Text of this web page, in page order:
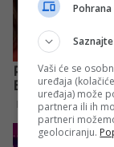
Vaši će se
uređaja
uređaja) može
partnera ili ih
partneri
geolociranju.